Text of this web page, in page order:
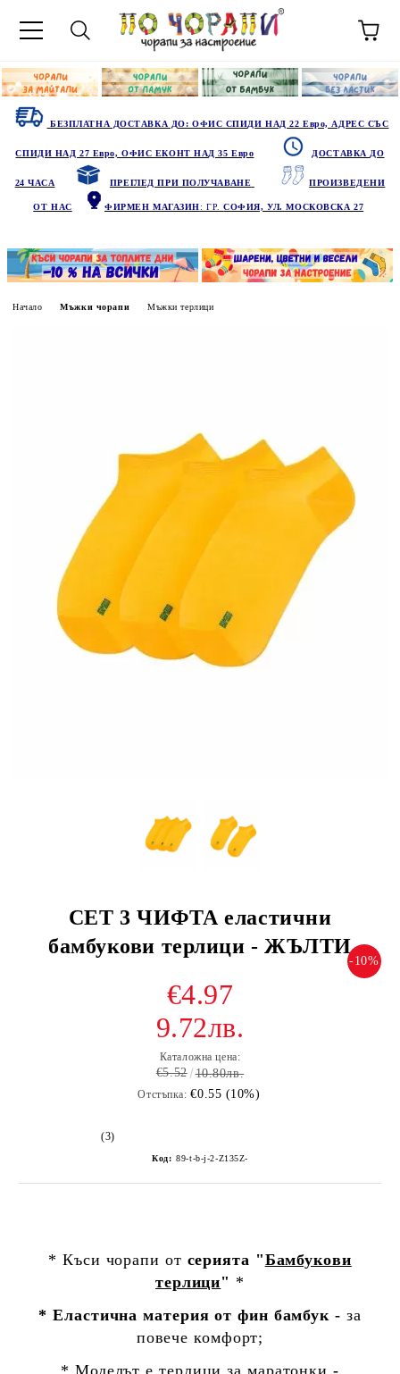
БЕЗПЛАТНА ДОСТАВКА ДО: ОФИС СПИДИ НАД 22 Евро, АДРЕС СЪС
СПИДИ НАД 27 Евро, ОФИС ЕКОНТ НАД 35 Евро ДОСТАВКА ДО
24 ЧАСА ПРЕГЛЕД ПРИ ПОЛУЧАВАНЕ ПРОИЗВЕДЕНИ
ОТ НАС ФИРМЕН МАГАЗИН: ГР.СОФИЯ, УЛ. МОСКОВСКА 27
Начало Мъжки чорапи Мъжки терлици
СЕТ 3 ЧИФТА еластични
бамбукови терлици - ЖЪЛТИ
-10%
€4.97
9.72лв.
Каталожна цена:
€5.52 10.80лв.
Отстъпка: €0.55 (10%)
(3)
Код: 89-t-b-j-2-Z135Z-
* Къси чорапи от серията "Бамбукови
терлици" *
* Еластична материя от фин бамбук - за
повече комфорт;